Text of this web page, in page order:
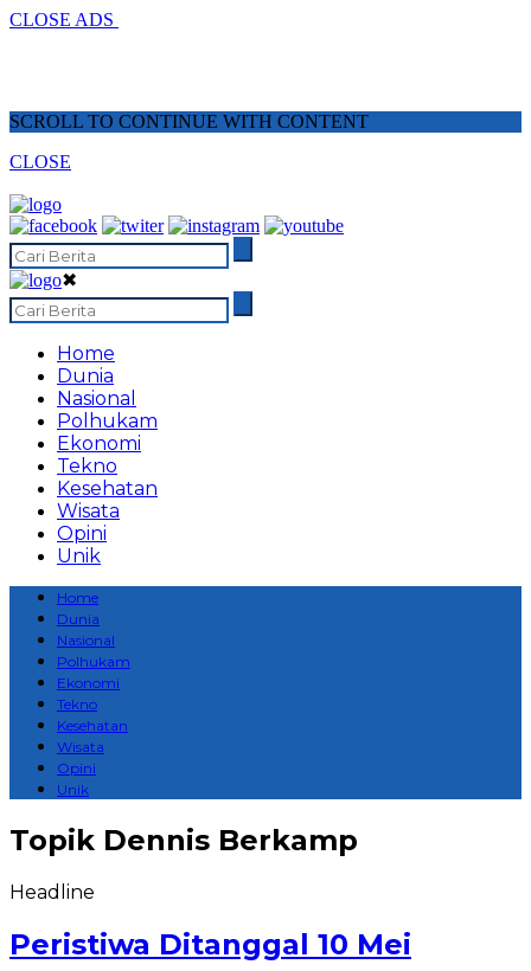
CLOSE ADS
SCROLL TO CONTINUE WITH CONTENT
CLOSE
✖
Home
Dunia
Nasional
Polhukam
Ekonomi
Tekno
Kesehatan
Wisata
Opini
Unik
Home
Dunia
Nasional
Polhukam
Ekonomi
Tekno
Kesehatan
Wisata
Opini
Unik
Topik Dennis Berkamp
Headline
Peristiwa Ditanggal 10 Mei